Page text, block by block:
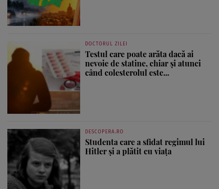
DOCTORUL ZILEI
Testul care poate arăta dacă ai
nevoie de statine, chiar și atunci
când colesterolul este...
DESCOPERA.RO
Studenta care a sfidat regimul lui
Hitler și a plătit cu viața